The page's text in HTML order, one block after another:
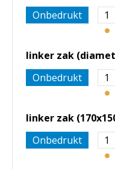
Onbedrukt
1
linker zak
Onbedrukt
1
linker zak
Onbedrukt
1